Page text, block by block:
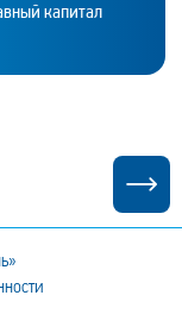
капитал